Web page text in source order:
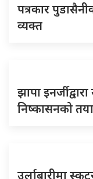
पत्रकार
व्यक्त
झापा
निष्कासनको
उर्लाबारीमा